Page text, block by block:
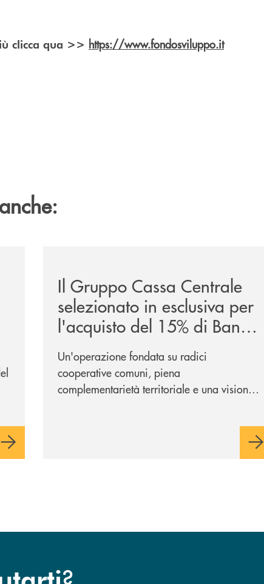
clicca qua >> https://www.fondosviluppo.it
Il Gruppo Cassa Centrale
selezionato in esclusiva per
l'acquisto del 15% di Banca
Cambiano 1884
Un'operazione fondata su radici
cooperative comuni, piena
complementarietà territoriale e una visione